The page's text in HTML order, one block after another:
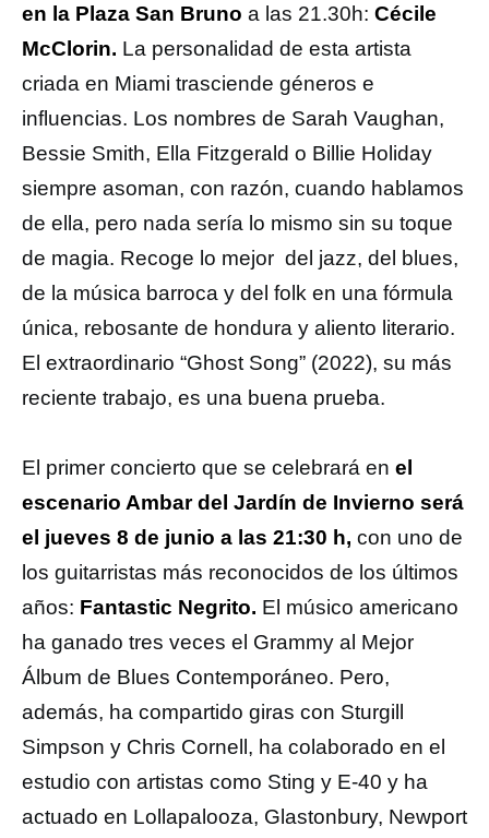
en la Plaza San Bruno a las 21.30h: Cécile
McClorin. La personalidad de esta artista
criada en Miami trasciende géneros e
influencias. Los nombres de Sarah Vaughan,
Bessie Smith, Ella Fitzgerald o Billie Holiday
siempre asoman, con razón, cuando hablamos
de ella, pero nada sería lo mismo sin su toque
de magia. Recoge lo mejor del jazz, del blues,
de la música barroca y del folk en una fórmula
única, rebosante de hondura y aliento literario.
El extraordinario “Ghost Song” (2022), su más
reciente trabajo, es una buena prueba.
El primer concierto que se celebrará en el
escenario Ambar del Jardín de Invierno será
el jueves 8 de junio a las 21:30 h, con uno de
los guitarristas más reconocidos de los últimos
años: Fantastic Negrito. El músico americano
ha ganado tres veces el Grammy al Mejor
Álbum de Blues Contemporáneo. Pero,
además, ha compartido giras con Sturgill
Simpson y Chris Cornell, ha colaborado en el
estudio con artistas como Sting y E-40 y ha
actuado en Lollapalooza, Glastonbury, Newport